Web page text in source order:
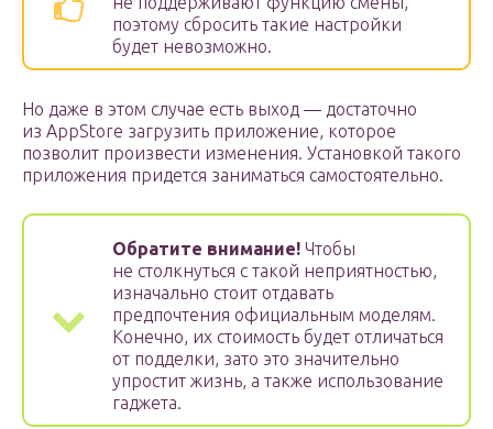
поэтому сбросить такие настройки
будет невозможно.
Но даже в этом случае есть выход — достаточно
из AppStore загрузить приложение, которое
позволит произвести изменения. Установкой такого
приложения придется заниматься самостоятельно.
Обратите внимание! Чтобы
не столкнуться с такой неприятностью,
изначально стоит отдавать
предпочтения официальным моделям.
Конечно, их стоимость будет отличаться
от подделки, зато это значительно
упростит жизнь, а также использование
гаджета.